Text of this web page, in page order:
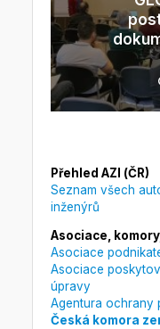
Přehled AZI (ČR)
Seznam všech
inženýrů
Asociace,
Asociace
Asociace
úpravy
Agentura ochrany
Česká komora